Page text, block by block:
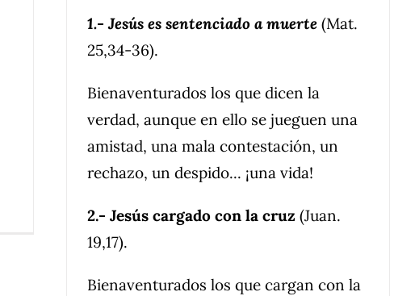
1.- Jesús es sentenciado a muerte (Mat.
25,34-36).
Bienaventurados los que dicen la
verdad, aunque en ello se jueguen una
amistad, una mala contestación, un
rechazo, un despido... ¡una vida!
2.- Jesús cargado con la cruz (Juan.
19,17).
Bienaventurados los que cargan con la